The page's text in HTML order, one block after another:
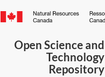
Canada.ca
Open Science and
Technology
Repository